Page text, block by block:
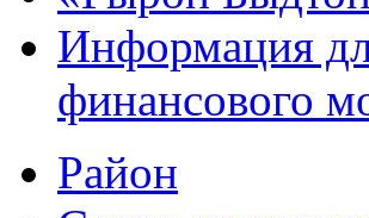
Информация
финансового
Район